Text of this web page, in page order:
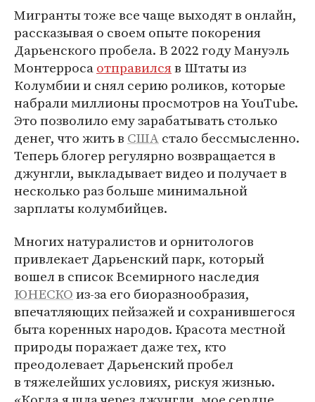
Мигранты тоже все чаще выходят в онлайн,
рассказывая о своем опыте покорения
Дарьенского пробела. В 2022 году Мануэль
Монтерросаотправилсяв Штаты из
Колумбии и снял серию роликов, которые
набрали миллионы просмотров на YouTube.
Это позволило ему зарабатывать столько
денег, что жить в СШАстало бессмысленно.
Теперь блогер регулярно возвращается в
джунгли, выкладывает видео и получает в
несколько раз больше минимальной
зарплаты колумбийцев.
Многих натуралистов и орнитологов
привлекает Дарьенский парк, который
вошел в список Всемирного наследия
ЮНЕСКОиз-за его биоразнообразия,
впечатляющих пейзажей и сохранившегося
быта коренных народов. Красота местной
природы поражает даже тех, кто
преодолевает Дарьенский пробел
в тяжелейших условиях, рискуя жизнью.